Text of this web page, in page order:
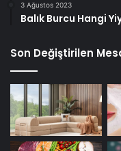
3 Ağustos 2023
Balık Burcu Hangi
Son Değiştirilen